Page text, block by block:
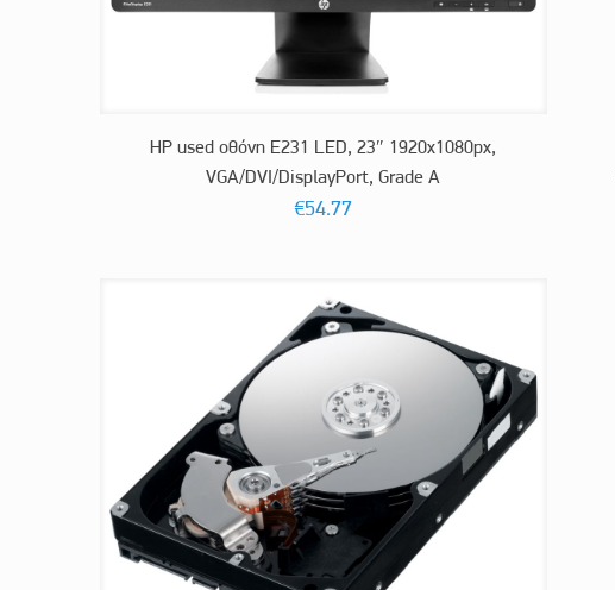
HP used οθόνη E231 LED, 23″ 1920x1080px,
VGA/DVI/DisplayPort, Grade A
€54.77